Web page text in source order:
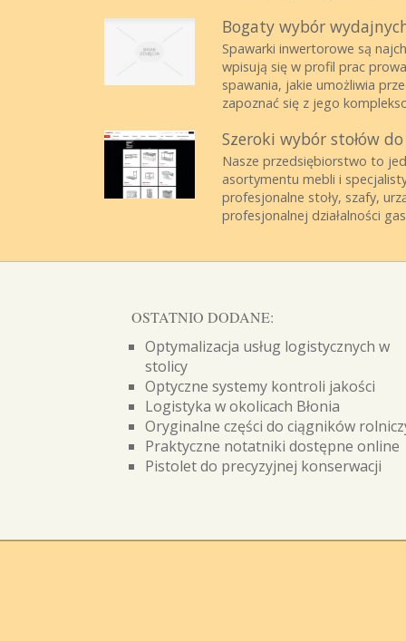
Bogaty wybór
Spawarki inwertorowe są
wpisują się w profil prac
spawania, jakie umożliwia
zapoznać się z jego
Szeroki wybór stołów
Nasze przedsiębiorstwo to
asortymentu mebli i
profesjonalne stoły, szafy,
profesjonalnej działalności
OSTATNIO DODANE:
Optymalizacja usług logistycznych w
stolicy
Optyczne systemy kontroli jakości
Logistyka w okolicach Błonia
Oryginalne części do ciągników
Praktyczne notatniki dostępne online
Pistolet do precyzyjnej konserwacji